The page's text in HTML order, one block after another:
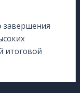
завершения
итоговой